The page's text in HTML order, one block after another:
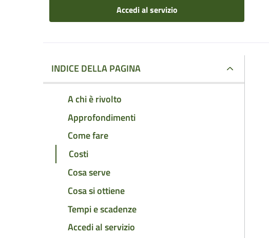
Accedi al servizio
INDICE DELLA PAGINA
A chi è rivolto
Approfondimenti
Come fare
Costi
Cosa serve
Cosa si ottiene
Tempi e scadenze
Accedi al servizio